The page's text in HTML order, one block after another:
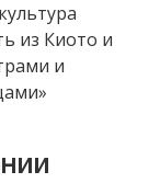
из Киото и
и